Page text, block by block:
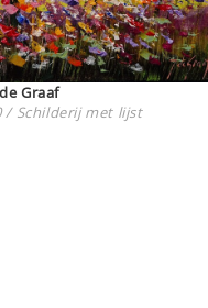
Graaf
/ Schilderij met lijst